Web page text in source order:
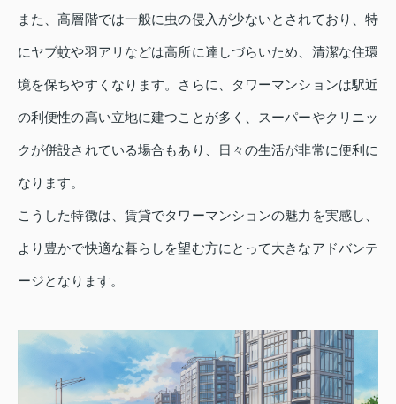
また、高層階では一般に虫の侵入が少ないとされており、特
にヤブ蚊や羽アリなどは高所に達しづらいため、清潔な住環
境を保ちやすくなります。さらに、タワーマンションは駅近
の利便性の高い立地に建つことが多く、スーパーやクリニッ
クが併設されている場合もあり、日々の生活が非常に便利に
なります。
こうした特徴は、賃貸でタワーマンションの魅力を実感し、
より豊かで快適な暮らしを望む方にとって大きなアドバンテ
ージとなります。